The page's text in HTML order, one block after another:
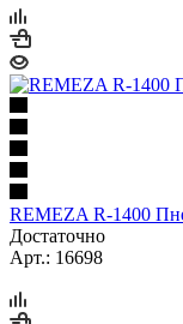
REMEZA R-1400
Достаточно
Арт.: 16698